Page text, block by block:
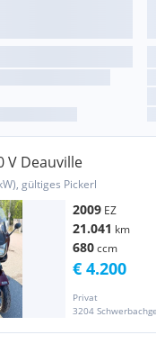
V Deauville
gültiges Pickerl
2009 EZ
21.041 km
680ccm
Privat
3204
€ 4.200